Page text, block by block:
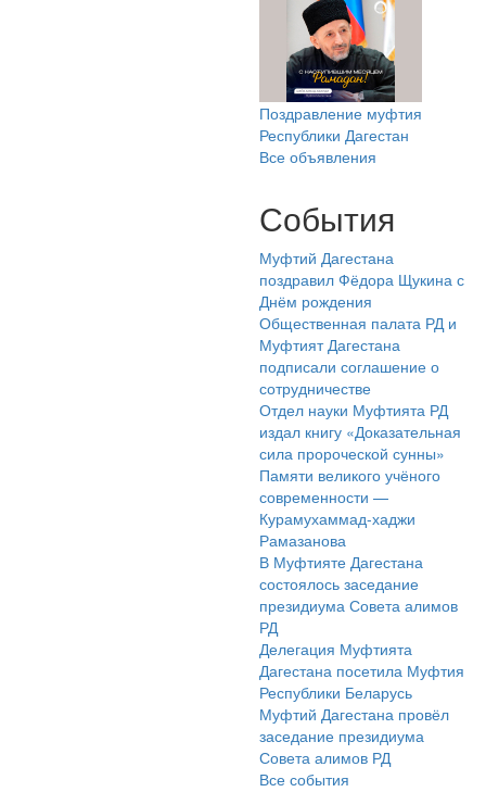
Поздравление муфтия
Республики Дагестан
Все объявления
События
Муфтий Дагестана
поздравил Фёдора Щукина с
Днём рождения
Общественная палата РД и
Муфтият Дагестана
подписали соглашение о
сотрудничестве
Отдел науки Муфтията РД
издал книгу «Доказательная
сила пророческой сунны»
Памяти великого учёного
современности —
Курамухаммад-хаджи
Рамазанова
В Муфтияте Дагестана
состоялось заседание
президиума Совета алимов
РД
Делегация Муфтията
Дагестана посетила Муфтия
Республики Беларусь
Муфтий Дагестана провёл
заседание президиума
Совета алимов РД
Все события